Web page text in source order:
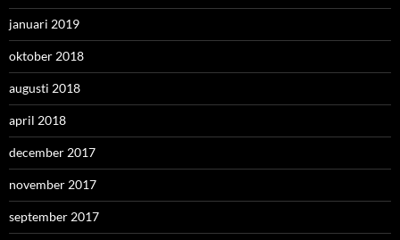
januari 2019
oktober 2018
augusti 2018
april 2018
december 2017
november 2017
september 2017